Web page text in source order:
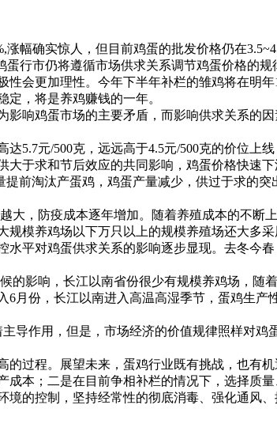
幅确实惊人，但目前鸡蛋的批发价格仍在
行市仍将遵循市场供求关系调节鸡蛋价格的
会更加理性。今年下半年补栏的雏鸡将在明
定，将是养鸡赚钱的一年。
响鸡蛋市场的主要矛盾，而影响供求关系的
元/500克，远远高于4.5元/500克的价位上
于求和节后效应的共同影响，鸡蛋价格快速
前淘汰产蛋鸡，鸡蛋产量减少，供过于求的
，防疫成本逐年增加。随着养殖成本的不断
模养鸡场以下万只以上的规模养殖场还大多
平对鸡蛋供求关系的影响逐步显现。去冬今
影响，长江以南省份很少有规模养鸡场，随
月份，长江以南进入高温高湿季节，蛋鸡生产
作用，但是，市场经济的价值规律照样对鸡
过程。展望未来，蛋鸡行业既有挑战，也有
本；二是在目前争相补栏的情况下，选择质
的控制，坚持经常性的彻底消毒、强化通风